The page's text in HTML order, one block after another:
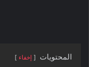
المحتويات إخفاء